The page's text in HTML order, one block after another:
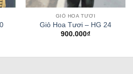
GIỎ HOA TƯƠI
Giỏ Hoa Tươi – HG 24
900.000₫